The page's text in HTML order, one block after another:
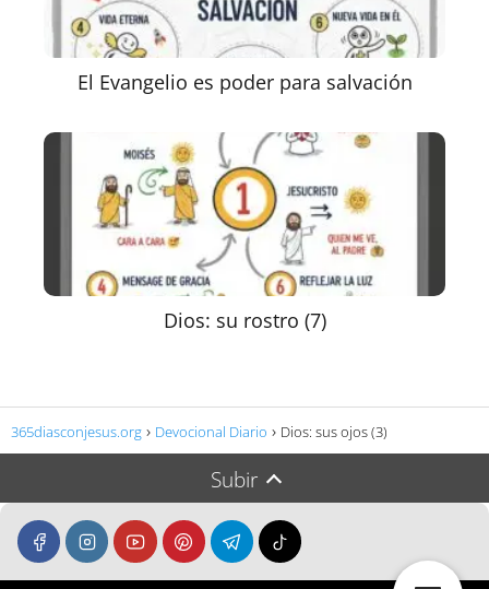
El Evangelio es poder para salvación
Dios: su rostro (7)
365diasconjesus.org Devocional Diario Dios: sus ojos (3)
Subir